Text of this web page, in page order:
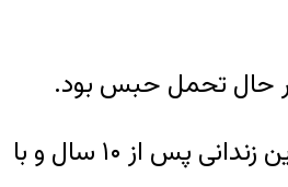
عبدالحمید امانت‌بهبهانی در ادامه افزود: نهایتا با تلاش مستمر کارگروه ششم اعضای صلح و سازش استان خوزستان، این زندانی پس از ۱۰ سال و با